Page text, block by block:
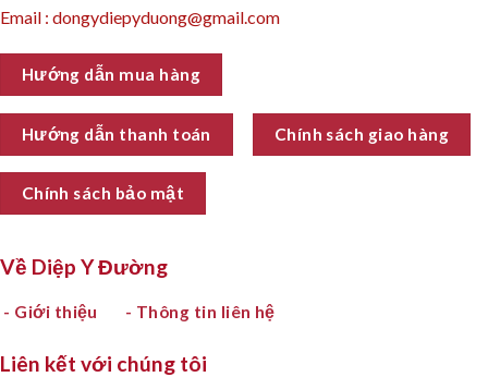
Email : dongydiepyduong@gmail.com
Hướng dẫn mua hàng
Hướng dẫn thanh toán Chính sách giao hàng
Chính sách bảo mật
Về Diệp Y Đường
- Giới thiệu - Thông tin liên hệ
Liên kết với chúng tôi